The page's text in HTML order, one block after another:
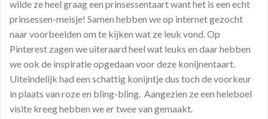
wilde ze heel graag een prinsessentaart want het is een echt
prinsessen-meisje! Samen hebben we op internet gezocht
naar voorbeelden om te kijken wat ze leuk vond. Op
Pinterest zagen we uiteraard heel wat leuks en daar hebben
we ook de inspiratie opgedaan voor deze konijnentaart.
Uiteindelijk had een schattig konijntje dus toch de voorkeur
in plaats van roze en bling-bling. Aangezien ze een heleboel
visite kreeg hebben we er twee van gemaakt.